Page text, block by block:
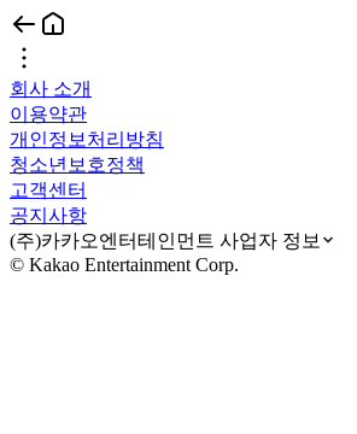
회사 소개
이용약관
개인정보처리방침
청소년보호정책
고객센터
공지사항
(주)카카오엔터테인먼트 사업자 정보
© Kakao Entertainment Corp.